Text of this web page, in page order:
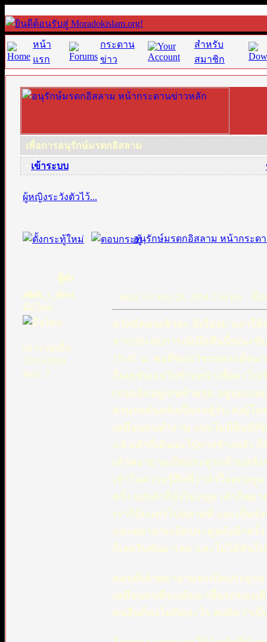
หน้า
แรก
กระดาน
ข่าว
สำหรับ
สมาชิก
เพื่อการอนุรักษ์มรดกอิสลาม
· เข้าระบบ
ผู้หญิงระวังตัวไว้...
อนุรักษ์มรดกอิสลาม หน้ากระด
ผู้ส่ง
allah_s_slave
มือใหม่
เข้าร่วมเมื่อ:
22/05/2004
ตอบ: 7
ตอบ: Fri May 28, 2004 2:56 pm ชื่อ
สวัสดีตอนเช้าค่ะ มีเรื่องมาเล่าให้
จากประสบการณ์เมื่อคืนนี้ขณะขั
19.45 น. พอดีซอยวัชรพลรถติดม
ก็เลยขับเลยไปข้างหน้าเพื่อจะไ
(จอดติดอยู่เลนซ้ายสุด อยู่บนถน
ส่วนรถคันหลังเป็นรถตู้รับ-ส่งผู้โ
เหมือนคนทำงาน แบบไม่มีพิษมีภั
แล้วเค้าก็เดินจะไปทางข้างหลัง
เค้าพยายามเปิดประตูรถด้านหลั
เข้าใจความรู้สึกที่ว่าหัวใจตกอยู่
ครั้ง แต่เค้าก็ยังไม่หยุด เค้าก็พย
เราก็บีบแตรไปหลายที และเป็นจั
และพยายามเปิดประตูหลังอีกครั้
ก็เลยรีบขับมาเลย และไม่ได้หันไ
ตอนที่เค้าพยายามจะเปิดประตูร
เหมือนคนที่จะเดินมาขึ้นรถของเ
คนอื่นก็คงไม่คิดอะไร คงคิดว่าเป็